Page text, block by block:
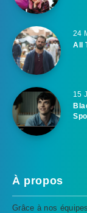
24
All
15
À propos
Grâce à nos